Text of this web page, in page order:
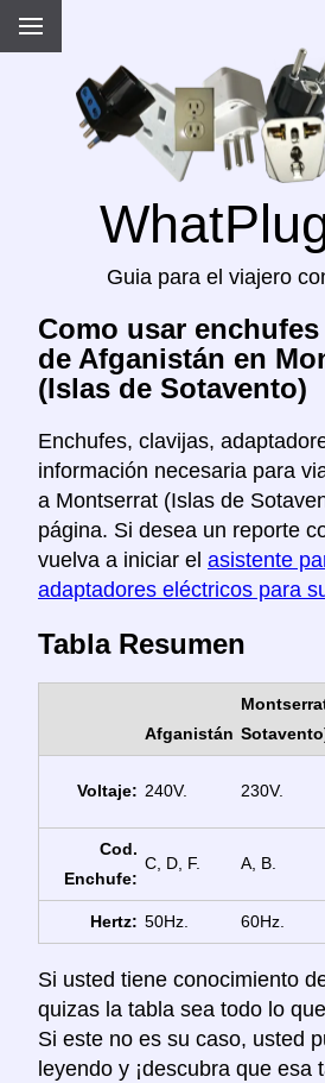
Guia para el viajero
Como usar
de Afganistán en
(Islas de Sotavento)
Enchufes, clavijas,
información necesaria para
a Montserrat (Islas de
página. Si desea un reporte
vuelva a iniciar el asistente
adaptadores eléctricos para
Tabla Resumen
Afganistán
Voltaje: 240V. 230V.
Cod.
Enchufe:
C, D, F. A, B.
Hertz: 50Hz. 60Hz.
Si usted tiene conocimiento
quizas la tabla sea todo lo
Si este no es su caso, usted
leyendo y ¡descubra que esa